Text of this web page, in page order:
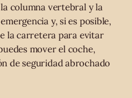
columna vertebral y la
y, si es posible,
la carretera para evitar
mover el coche,
de seguridad abrochado